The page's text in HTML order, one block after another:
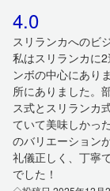
4.0
スリランカへのビ
私はスリランカに
ンボの中心にあり
所にありました。
ス式とスリランカ
ていて美味しかっ
のバリエーション
礼儀正しく、丁寧
でした！